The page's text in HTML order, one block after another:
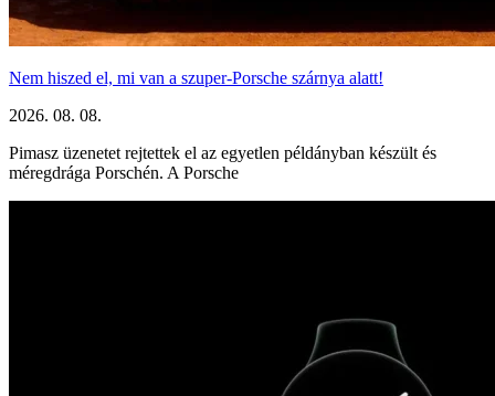
Nem hiszed el, mi van a szuper-Porsche szárnya alatt!
2026. 08. 08.
Pimasz üzenetet rejtettek el az egyetlen példányban készült és
méregdrága Porschén. A Porsche